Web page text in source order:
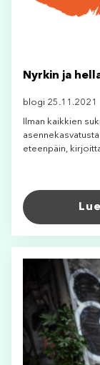
Nyrkin ja
blogi 25.11.2021
Ilman kaikkien
eteenpäin,